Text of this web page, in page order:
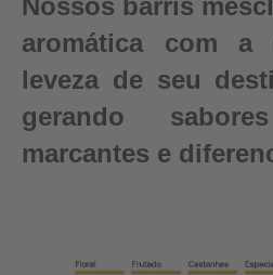
Nossos barris
aromática com a
leveza de seu
gerando
marcantes e